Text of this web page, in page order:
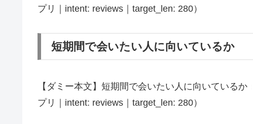
プリ｜intent: reviews｜target_len: 280）
短期間で会いたい人に向いているか
【ダミー本文】短期間で会いたい人に向いている
プリ｜intent: reviews｜target_len: 280）